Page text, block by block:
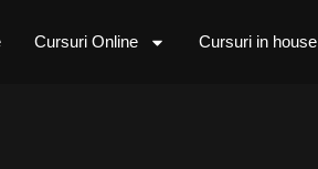
Cursuri Online Cursuri in house